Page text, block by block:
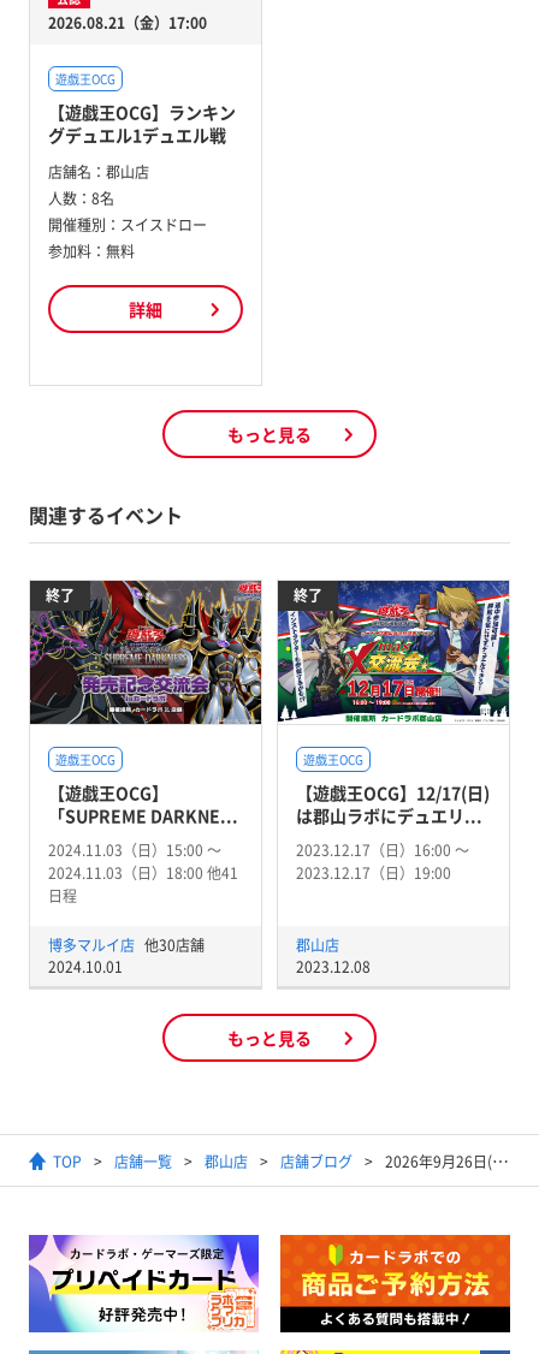
2026.08.21（金）17:00
遊戯王OCG
【遊戯王OCG】ランキン
グデュエル1デュエル戦
店舗名： 郡山店
人数： 8名
開催種別： スイスドロー
参加料： 無料
詳細
もっと見る
関連するイベント
終了
遊戯王OCG
【遊戯王OCG】
「SUPREME DARKNE...
2024.11.03（日）15:00 〜
2024.11.03（日）18:00 他41
日程
博多マルイ店 他30店舗
2024.10.01
終了
遊戯王OCG
【遊戯王OCG】12/17(日)
は郡山ラボにデュエリ...
2023.12.17（日）16:00 〜
2023.12.17（日）19:00
郡山店
2023.12.08
もっと見る
TOP 店舗一覧 郡山店 店舗ブログ 2026年9月26日(土)発売 遊☆戯☆王 ORIGINAL ARTWORK COLLECTION (仮)抽選予約・販売についてのお知らせ